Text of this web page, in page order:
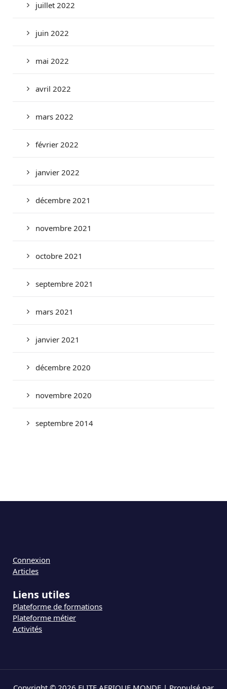
juillet 2022
juin 2022
mai 2022
avril 2022
mars 2022
février 2022
janvier 2022
décembre 2021
novembre 2021
octobre 2021
septembre 2021
mars 2021
janvier 2021
décembre 2020
novembre 2020
septembre 2014
Connexion
Articles
Liens utiles
Plateforme de formations
Plateforme métier
Activités